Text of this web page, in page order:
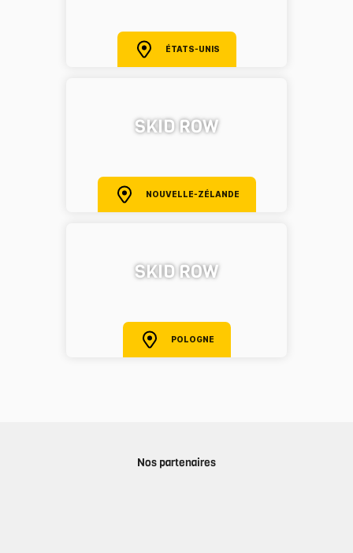
ÉTATS-UNIS
SKID ROW
NOUVELLE-ZÉLANDE
SKID ROW
POLOGNE
Nos partenaires